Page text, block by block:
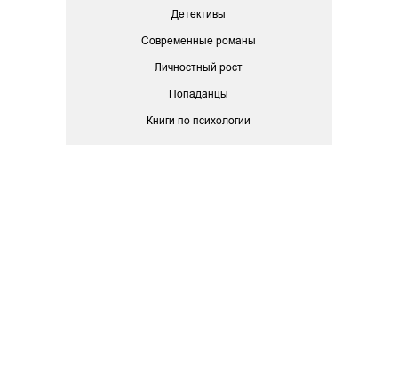
Детективы
Современные романы
Личностный рост
Попаданцы
Книги по психологии